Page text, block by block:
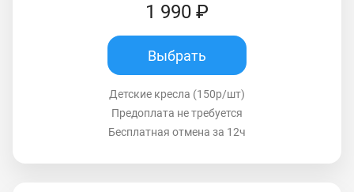
1 990 ₽
Выбрать
Детские кресла (150р/шт)
Предоплата не требуется
Бесплатная отмена за 12ч